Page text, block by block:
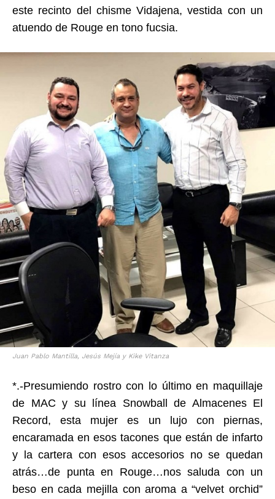
este recinto del chisme Vidajena, vestida con un
atuendo de Rouge en tono fucsia.
Juan Pablo Mantilla, Jesús Mejía y Kike Vitanza
*.-Presumiendo rostro con lo último en maquillaje
de MAC y su línea Snowball de Almacenes El
Record, esta mujer es un lujo con piernas,
encaramada en esos tacones que están de infarto
y la cartera con esos accesorios no se quedan
atrás…de punta en Rouge…nos saluda con un
beso en cada mejilla con aroma a “velvet orchid”